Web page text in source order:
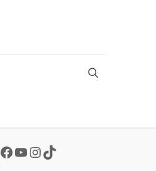
Facebook
YouTube
Instagram
TikTok